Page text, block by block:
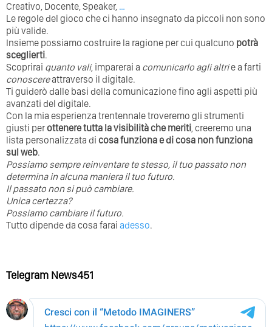
Creativo, Docente, Speaker, …
Le regole del gioco che ci hanno insegnato da piccoli non sono
più valide.
Insieme possiamo costruire la ragione per cui qualcuno potrà
sceglierti.
Scoprirai quanto vali, imparerai a comunicarlo agli altrie a farti
conoscereattraverso il digitale.
Ti guiderò dalle basi della comunicazione fino agli aspetti più
avanzati del digitale.
Con la mia esperienza trentennale troveremo gli strumenti
giusti perottenere tutta la visibilità che meriti, creeremo una
lista personalizzata di cosa funziona e di cosa non funziona
sul web.
Possiamo sempre reinventare te stesso, il tuo passato non
determina in alcuna maniera il tuo futuro. ⁣
⁣Il passato non si può cambiare.
Unica certezza?
Possiamo cambiare il futuro.
Tutto dipende da cosa farai adesso.
Telegram News451